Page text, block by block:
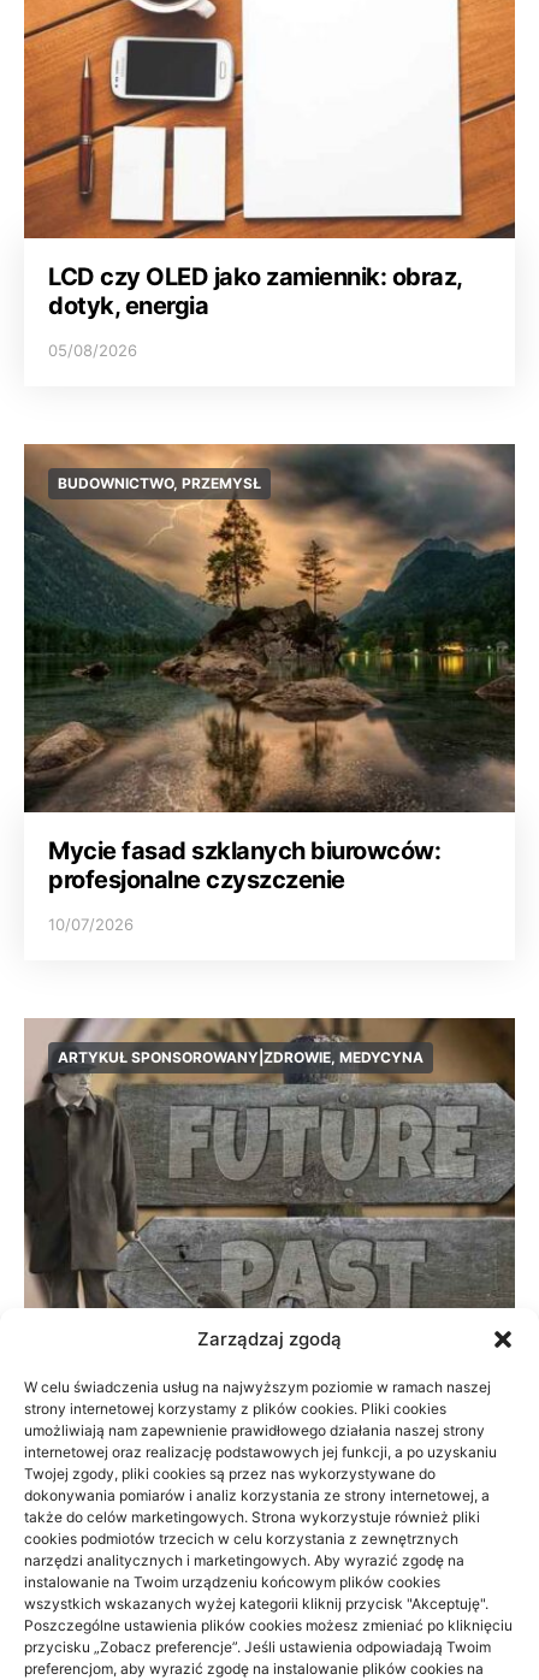
Zarządzaj zgodą
W celu świadczenia usług na najwyższym poziomie w ramach naszej
strony internetowej korzystamy z plików cookies. Pliki cookies
umożliwiają nam zapewnienie prawidłowego działania naszej strony
internetowej oraz realizację podstawowych jej funkcji, a po uzyskaniu
Twojej zgody, pliki cookies są przez nas wykorzystywane do
dokonywania pomiarów i analiz korzystania ze strony internetowej, a
także do celów marketingowych. Strona wykorzystuje również pliki
cookies podmiotów trzecich w celu korzystania z zewnętrznych
narzędzi analitycznych i marketingowych. Aby wyrazić zgodę na
instalowanie na Twoim urządzeniu końcowym plików cookies
wszystkich wskazanych wyżej kategorii kliknij przycisk "Akceptuję".
Poszczególne ustawienia plików cookies możesz zmieniać po kliknięciu
przycisku „Zobacz preferencje”. Jeśli ustawienia odpowiadają Twoim
preferencjom, aby wyrazić zgodę na instalowanie plików cookies na
LCD czy OLED jako zamiennik: obraz,
dotyk, energia
05/08/2026
BUDOWNICTWO, PRZEMYSŁ
Mycie fasad szklanych biurowców:
profesjonalne czyszczenie
10/07/2026
ARTYKUŁ SPONSOROWANY|ZDROWIE, MEDYCYNA
Prywatnie czy na NFZ: fizjoterapia przy
braku czasu
23/06/2026
Archino